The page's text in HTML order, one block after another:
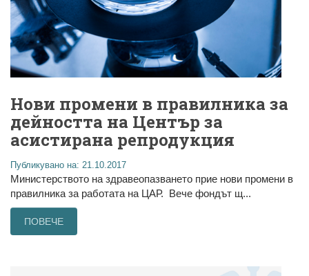
Нови промени в правилника за
дейността на Център за
асистирана репродукция
Публикувано на: 21.10.2017
Министерството на здравеопазването прие нови промени в
правилника за работата на ЦАР. Вече фондът щ...
ПОВЕЧЕ